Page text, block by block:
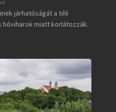
járhatóságát a téli
hóviharok miatt korlátozzák.